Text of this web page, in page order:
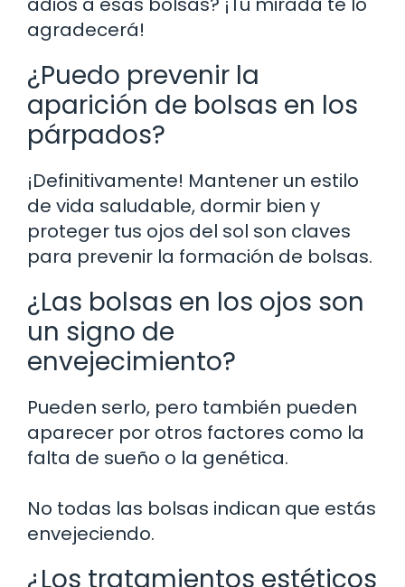
agradecerá!
¿Puedo prevenir la
aparición de bolsas en los
párpados?
¡Definitivamente! Mantener un estilo
de vida saludable, dormir bien y
proteger tus ojos del sol son claves
para prevenir la formación de bolsas.
¿Las bolsas en los ojos son
un signo de
envejecimiento?
Pueden serlo, pero también pueden
aparecer por otros factores como la
falta de sueño o la genética.
No todas las bolsas indican que estás
envejeciendo.
¿Los tratamientos estéticos